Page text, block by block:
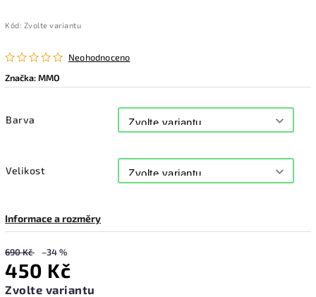
Kód: Zvolte variantu
Neohodnoceno
Značka:MMO
Barva
Velikost
Informace a rozměry
690 Kč –34 %
450 Kč
Zvolte variantu